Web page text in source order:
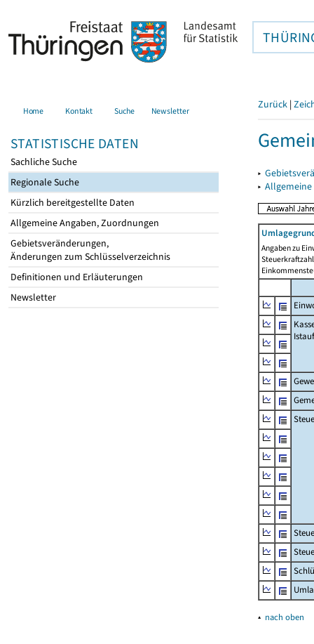
Home Kontakt Suche Newsletter
STATISTISCHE DATEN
Sachliche Suche
Regionale Suche
Kürzlich bereitgestellte Daten
Allgemeine Angaben, Zuordnungen
Gebietsveränderungen,
Änderungen zum Schlüsselverzeichnis
Definitionen und Erläuterungen
Newsletter
Zurück |
▸
▸
Angaben zu
▴ nach oben